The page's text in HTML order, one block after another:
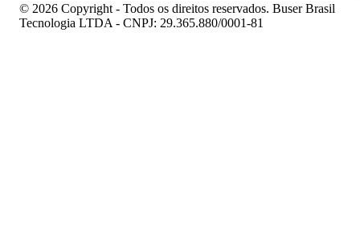
© 2026 Copyright - Todos os direitos reservados. Buser Brasil
Tecnologia LTDA - CNPJ: 29.365.880/0001-81